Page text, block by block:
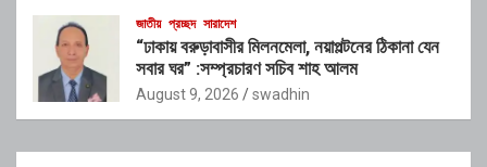
জাতীয় প্রচ্ছদ সারাদেশ
“ঢাকায় বরুড়াবাসীর মিলনমেলা, নয়াপল্টনের ঠিকানা যেন
সবার ঘর” :সম্প্রচারণ সচিব শাহ আলম
August 9, 2026 swadhin